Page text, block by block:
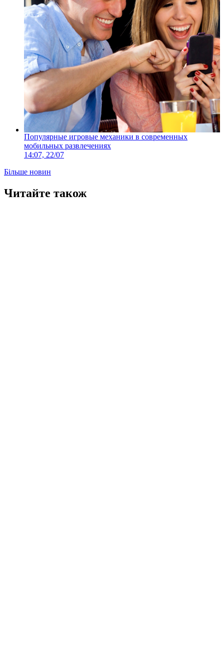
Популярные игровые механики в современных
мобильных развлечениях
14:07, 22/07
Більше новин
Читайте також